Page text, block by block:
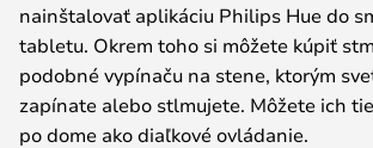
nainštalovať aplikáciu Philips Hue do
tabletu. Okrem toho si môžete kúpiť
podobné vypínaču na stene, ktorým
zapínate alebo stlmujete. Môžete ich
po dome ako diaľkové ovládanie.